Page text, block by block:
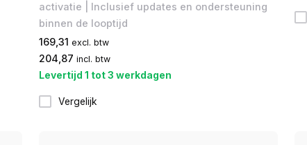
activatie | Inclusief updates en ondersteuning
binnen de looptijd
169,31 excl. btw
204,87 incl. btw
Levertijd 1 tot 3 werkdagen
Vergelijk